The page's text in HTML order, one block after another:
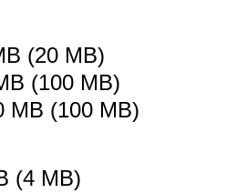
(20 MB)
(100 MB)
MB (100 MB)
(4 MB)